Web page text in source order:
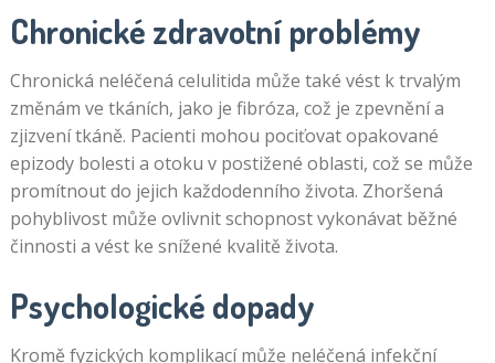
Chronické zdravotní problémy
Chronická neléčená celulitida může také vést k trvalým
změnám ve tkáních, jako je fibróza, což je zpevnění a
zjizvení tkáně. Pacienti mohou pociťovat opakované
epizody bolesti a otoku v postižené oblasti, což se může
promítnout do jejich každodenního života. Zhoršená
pohyblivost může ovlivnit schopnost vykonávat běžné
činnosti a vést ke snížené kvalitě života.
Psychologické dopady
Kromě fyzických komplikací může neléčená infekční